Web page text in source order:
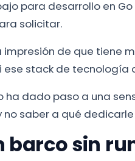
para desarrollo en
solicitar.
impresión de que tiene
ese stack de tecnología
ha dado paso a una
no saber a qué
barco sin